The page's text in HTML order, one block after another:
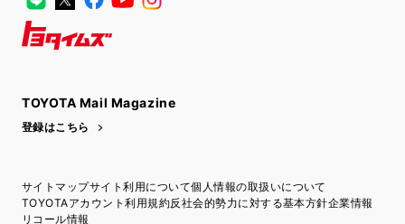
TOYOTA Mail Magazine
登録はこちら
サイトマップサイト利用について個人情報の取扱いについて
TOYOTAアカウント利用規約反社会的勢力に対する基本方針企業情報
リコール情報